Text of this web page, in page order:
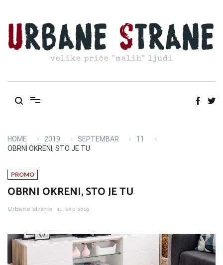
content
velike priče "malih" ljudi
HOME 2019 SEPTEMBAR
11
OBRNI OKRENI, STO JE TU
PROMO
OBRNI OKRENI, STO JE TU
Urbane strane 11. sep 2019.